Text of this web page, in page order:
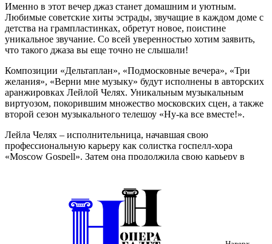
Именно в этот вечер джаз станет домашним и уютным.
Любимые советские хиты эстрады, звучащие в каждом доме с
детства на грампластинках, обретут новое, поистине
уникальное звучание. Со всей уверенностью хотим заявить,
что такого джаза вы еще точно не слышали!
Композиции «Дельтаплан», «Подмосковные вечера», «Три
желания», «Верни мне музыку» будут исполнены в авторских
аранжировках Лейлой Челях. Уникальным музыкальным
виртуозом, покорившим множество московских сцен, а также
второй сезон музыкального телешоу «Ну-ка все вместе!».
Лейла Челях – исполнительница, начавшая свою
профессиональную карьеру как солистка госпелл-хора
«Moscow Gospell». Затем она продолжила свою карьеру в
«Восходящая звезда». Также Лейла была участницей
международного фестиваля «Moscow Jazz Festival».
Этот вечер станет открытием серии «Навстречу музыке»,
посвященной джазу. Именно поэтому мы, закладывая